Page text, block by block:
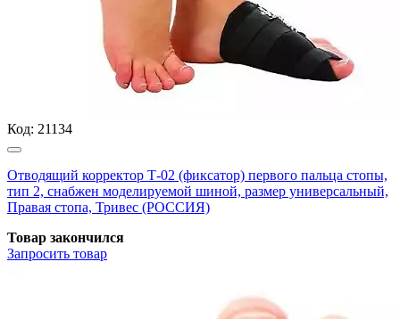
Код: 21134
Отводящий корректор Т-02 (фиксатор) первого пальца стопы,
тип 2, снабжен моделируемой шиной, размер универсальный,
Правая стопа, Тривес (РОССИЯ)
Товар закончился
Запросить товар